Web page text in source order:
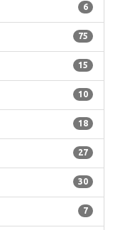
6
75
15
10
18
27
30
7